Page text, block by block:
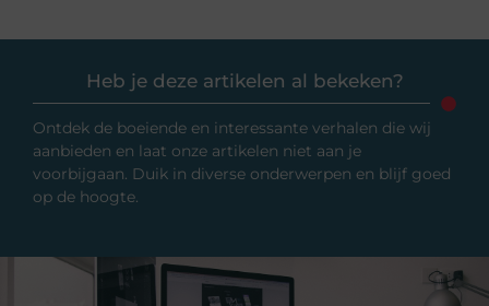
Heb je deze artikelen al bekeken?
Ontdek de boeiende en interessante verhalen die wij
aanbieden en laat onze artikelen niet aan je
voorbijgaan. Duik in diverse onderwerpen en blijf goed
op de hoogte.